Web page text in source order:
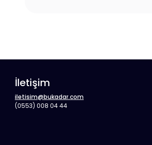
İletişim
iletisim@bukadar.com
(0553) 008 04 44